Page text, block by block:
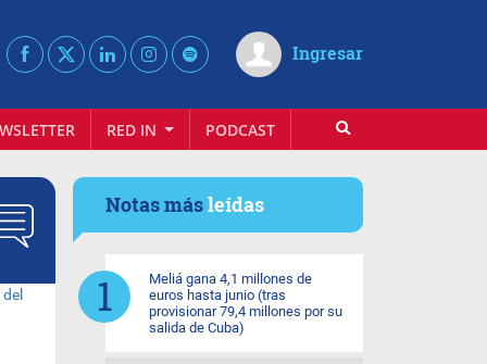
Ingresar
RED IN PODCAST
Notas másleídas
Meliá gana 4,1 millones de
euros hasta junio (tras
provisionar 79,4 millones por su
salida de Cuba)